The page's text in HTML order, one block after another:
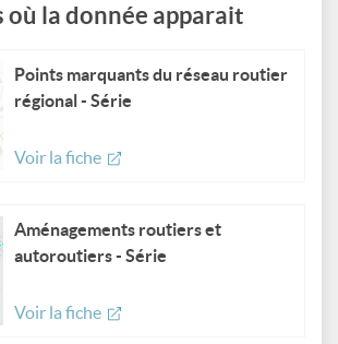
où la donnée apparait
Points marquants du réseau routier
régional - Série
Voir la fiche
Aménagements routiers et
autoroutiers - Série
Voir la fiche